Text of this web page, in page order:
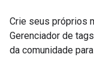
Crie seus próprios
Gerenciador de
da comunidade